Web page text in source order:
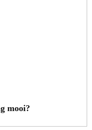
mooi?